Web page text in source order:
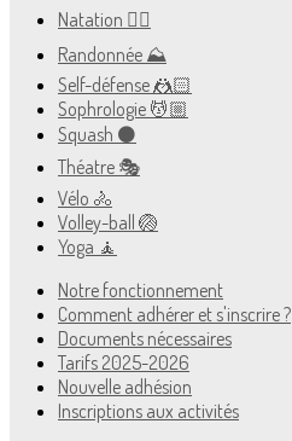
Natation 🏊🏻
Randonnée ⛰
Self-défense 🤼🏻
Sophrologie 💆🏼
Squash ⚫️
Théatre 🎭
Vélo 🚴
Volley-ball 🏐
Yoga 🧘
Notre fonctionnement
Comment adhérer et s'inscrire ?
Documents nécessaires
Tarifs 2025-2026
Nouvelle adhésion
Inscriptions aux activités